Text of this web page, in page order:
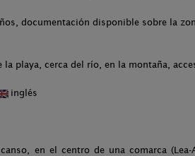
documentación disponible sobre la
playa, cerca del río, en la montaña,
inglés
en el centro de una comarca